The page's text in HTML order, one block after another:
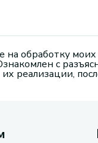
на обработку
с
реализации,